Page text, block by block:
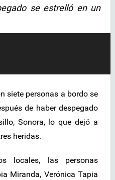
se estrelló en un
siete personas a bordo se
de haber despegado
Sonora, lo que dejó a
heridas.
locales, las personas
Miranda, Verónica Tapia